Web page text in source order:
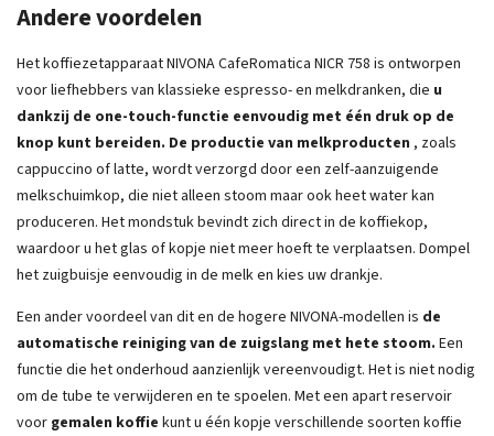
Andere voordelen
Het koffiezetapparaat NIVONA CafeRomatica NICR 758 is ontworpen
voor liefhebbers van klassieke espresso- en melkdranken, die u
dankzij de one-touch-functie eenvoudig met één druk op de
knop kunt bereiden. De productie van melkproducten , zoals
cappuccino of latte, wordt verzorgd door een zelf-aanzuigende
melkschuimkop, die niet alleen stoom maar ook heet water kan
produceren. Het mondstuk bevindt zich direct in de koffiekop,
waardoor u het glas of kopje niet meer hoeft te verplaatsen. Dompel
het zuigbuisje eenvoudig in de melk en kies uw drankje.
Een ander voordeel van dit en de hogere NIVONA-modellen is de
automatische reiniging van de zuigslang met hete stoom. Een
functie die het onderhoud aanzienlijk vereenvoudigt. Het is niet nodig
om de tube te verwijderen en te spoelen. Met een apart reservoir
voor gemalen koffie kunt u één kopje verschillende soorten koffie